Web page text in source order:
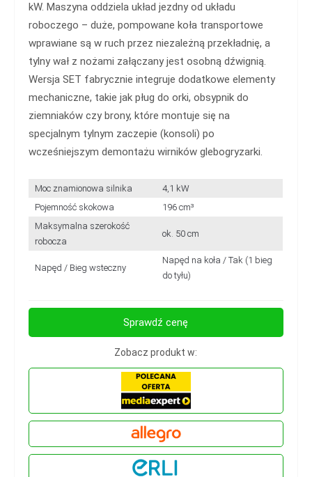
kW. Maszyna oddziela układ jezdny od układu
roboczego – duże, pompowane koła transportowe
wprawiane są w ruch przez niezależną przekładnię, a
tylny wał z nożami załączany jest osobną dźwignią.
Wersja SET fabrycznie integruje dodatkowe elementy
mechaniczne, takie jak pług do orki, obsypnik do
ziemniaków czy brony, które montuje się na
specjalnym tylnym zaczepie (konsoli) po
wcześniejszym demontażu wirników glebogryzarki.
Moc znamionowa silnika
4,1 kW
Pojemność skokowa
196 cm³
Maksymalna szerokość
robocza
ok. 50 cm
Napęd / Bieg wsteczny
Napęd na koła / Tak (1 bieg
do tyłu)
Sprawdź cenę
Zobacz produkt w: